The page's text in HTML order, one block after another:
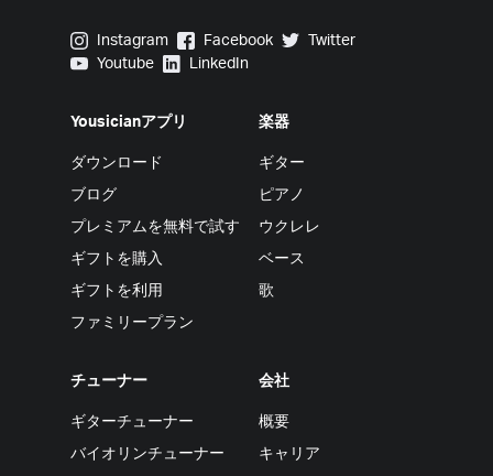
Yousician on Instagram
Instagram Yousician on Facebook
Facebook Yousician on Twitter
Twitter
Yousician on Youtube
Youtube Yousician on LinkedIn
LinkedIn
Yousicianアプリ
ダウンロード
ブログ
プレミアムを無料で試す
ギフトを購入
ギフトを利用
ファミリープラン
楽器
ギター
ピアノ
ウクレレ
ベース
歌
チューナー
ギターチューナー
バイオリンチューナー
会社
概要
キャリア